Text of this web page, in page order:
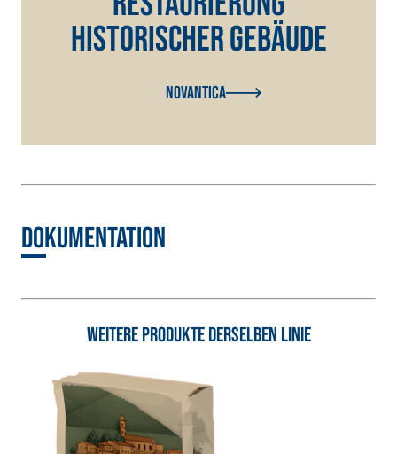
historischer Gebäude
Novantica
Dokumentation
Weitere Produkte derselben Linie
hydraulischem Naturkalk
NHL 3,5 und speziellen
Leichtfüllstoffen